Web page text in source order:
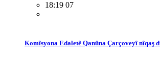
18:19 07
Komîsyona Edaletê Qanûna Çarçoveyî nîqaş